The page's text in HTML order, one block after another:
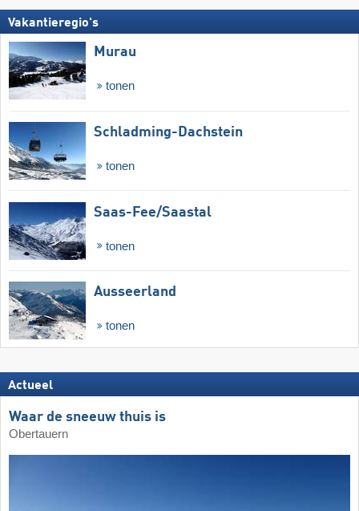
Vakantieregio's
Murau
tonen
Schladming-Dachstein
tonen
Saas-Fee/​Saastal
tonen
Ausseerland
tonen
Actueel
Waar de sneeuw thuis is
Obertauern